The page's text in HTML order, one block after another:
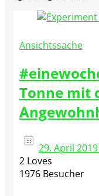
Ansichtssache
Tonne mit
29. April 2019
2 Loves
1976 Besucher